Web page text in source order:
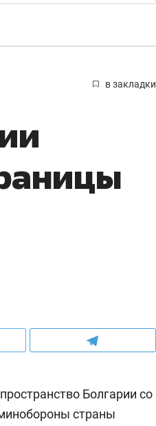
в закладки
Болгарии со
страны